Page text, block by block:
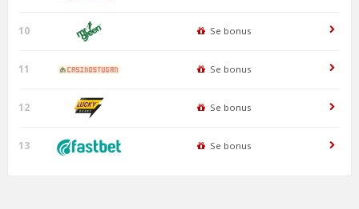
10 Se bonus
11 Se bonus
12 Se bonus
13 Se bonus